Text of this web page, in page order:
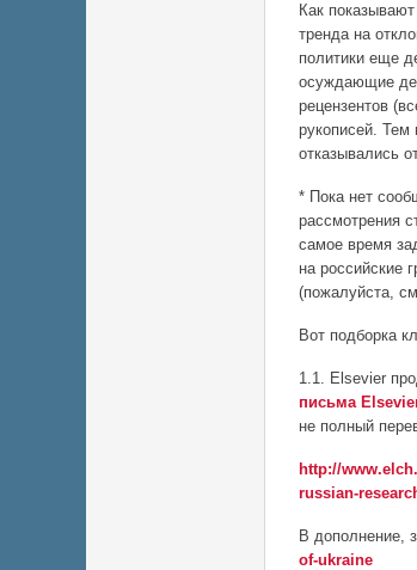
Как
тренда на
политики еще
осуждающие
рецензентов
рукописей.
отказывались
* Пока нет
рассмотрения
самое время
на российские
(пожалуйста,
Вот подборка
1.1. Elsevier
письма
не полный
http://
russian-
В дополнение,
of-ukraine